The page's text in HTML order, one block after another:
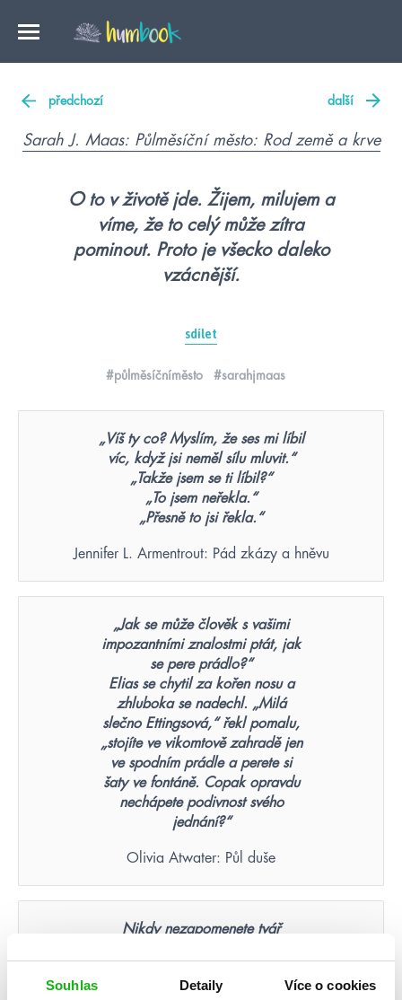
Souhlas Detaily Více o cookies
předchozí další
Sarah J. Maas: Půlměsíční město: Rod země a krve
O to v životě jde. Žijem, milujem a
víme, že to celý může zítra
pominout. Proto je všecko daleko
vzácnější.
sdílet
#půlměsíčníměsto #sarahjmaas
„Víš ty co? Myslím, že ses mi líbil
víc, když jsi neměl sílu mluvit.“
„Takže jsem se ti líbil?“
„To jsem neřekla.“
„Přesně to jsi řekla.“
Jennifer L. Armentrout: Pád zkázy a hněvu
„Jak se může člověk s vašimi
impozantními znalostmi ptát, jak
se pere prádlo?“
Elias se chytil za kořen nosu a
zhluboka se nadechl. „Milá
slečno Ettingsová,“ řekl pomalu,
„stojíte ve vikomtově zahradě jen
ve spodním prádle a perete si
šaty ve fontáně. Copak opravdu
nechápete podivnost svého
jednání?“
Olivia Atwater: Půl duše
Nikdy nezapomenete tvář